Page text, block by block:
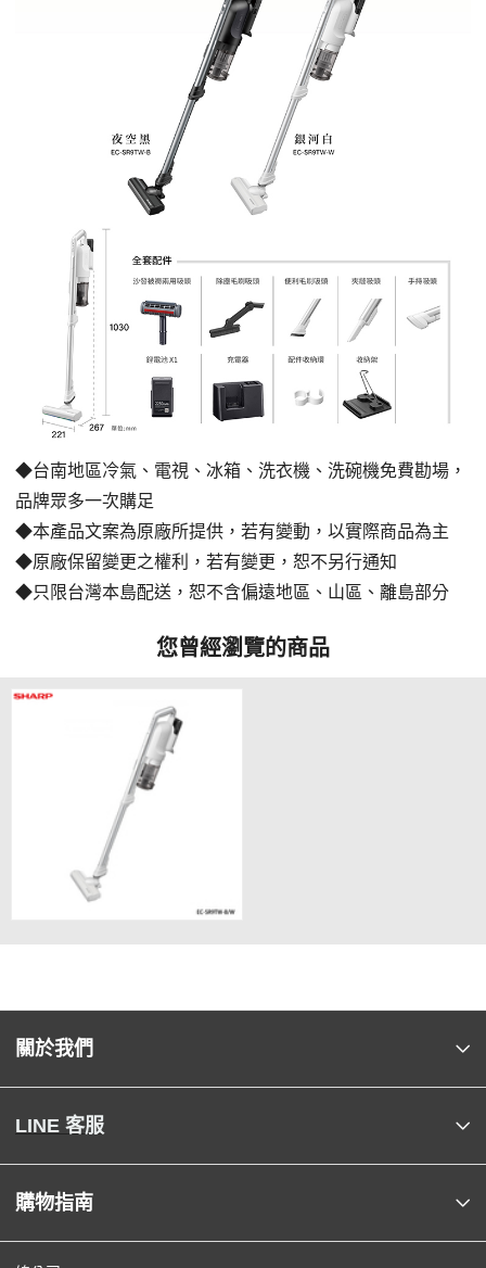
◆台南地區冷氣、電視、冰箱、洗衣機、洗碗機免費勘場 ，
品牌眾多一次購足
◆本產品文案為原廠所提供，若有變動，以實際商品為主
◆原廠保留變更之權利，若有變更，恕不另行通知
◆只限台灣本島配送，恕不含偏遠地區、山區、離島部分
您曾經瀏覽的商品
關於我們
LINE 客服
購物指南